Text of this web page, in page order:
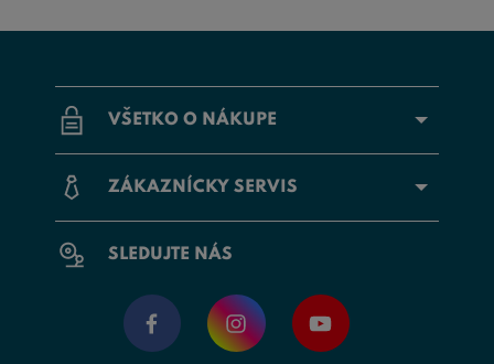
VŠETKO O NÁKUPE
ZÁKAZNÍCKY SERVIS
SLEDUJTE NÁS